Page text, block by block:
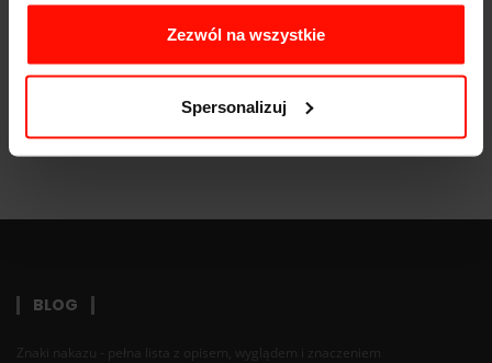
Zezwól na wszystkie
Spersonalizuj
Skrzynia biegów:
BLOG
Znaki nakazu - pełna lista z opisem, wyglądem i znaczeniem